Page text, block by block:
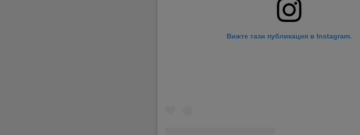
Вижте тази публикация в Instagram.